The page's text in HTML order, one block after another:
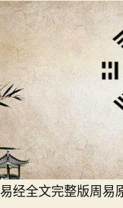
易经全文完整版周易